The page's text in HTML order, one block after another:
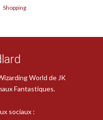
Shopping
World de JK
Fantastiques.
sociaux :